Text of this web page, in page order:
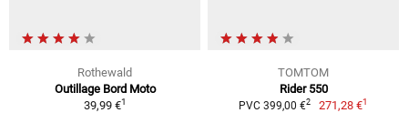
Rothewald
Outillage Bord Moto
39,99 €1
TOMTOM
Rider 550
PVC 399,00 €2 271,28 €1